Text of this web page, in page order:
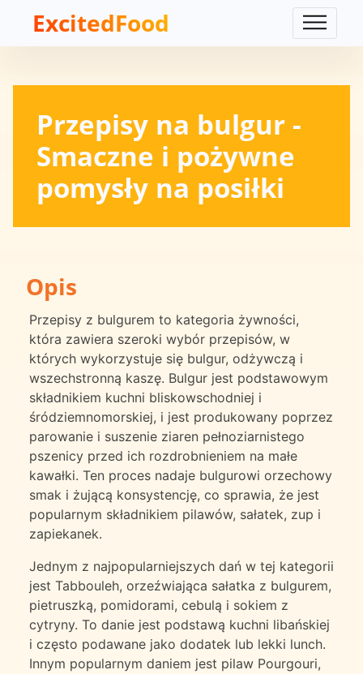
ExcitedFood
Przepisy na bulgur -
Smaczne i pożywne
pomysły na posiłki
Opis
Przepisy z bulgurem to kategoria żywności,
która zawiera szeroki wybór przepisów, w
których wykorzystuje się bulgur, odżywczą i
wszechstronną kaszę. Bulgur jest podstawowym
składnikiem kuchni bliskowschodniej i
śródziemnomorskiej, i jest produkowany poprzez
parowanie i suszenie ziaren pełnoziarnistego
pszenicy przed ich rozdrobnieniem na małe
kawałki. Ten proces nadaje bulgurowi orzechowy
smak i żującą konsystencję, co sprawia, że jest
popularnym składnikiem pilawów, sałatek, zup i
zapiekanek.
Jednym z najpopularniejszych dań w tej kategorii
jest Tabbouleh, orzeźwiająca sałatka z bulgurem,
pietruszką, pomidorami, cebulą i sokiem z
cytryny. To danie jest podstawą kuchni libańskiej
i często podawane jako dodatek lub lekki lunch.
Innym popularnym daniem jest pilaw Pourgouri,